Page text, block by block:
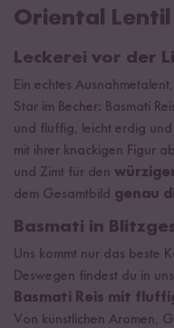
Oriental Lentil
Leckerei vor der
Ein echtes
Star im Becher: Basmati
und fluffig, leicht erdig
mit ihrer knackigen Figur
und Zimt für den
dem Gesamtbild genau
Basmati in
Uns kommt nur das beste
Deswegen findest du in
Basmati Reis mit
Von künstlichen Aromen,